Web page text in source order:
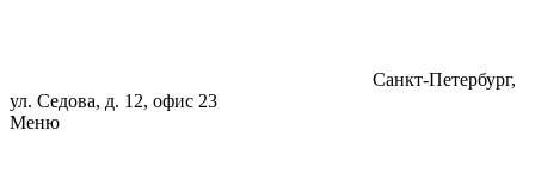
Санкт-Петербург,
ул. Седова, д. 12, офис 23
Меню